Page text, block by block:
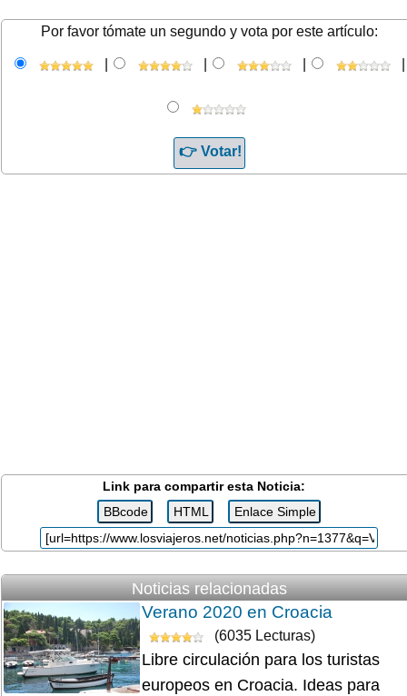
Por favor tómate un segundo y vota por este artículo:
Link para compartir esta Noticia:
Noticias relacionadas
Verano 2020 en Croacia
(6035 Lecturas)
Libre circulación para los turistas
europeos en Croacia. Ideas para